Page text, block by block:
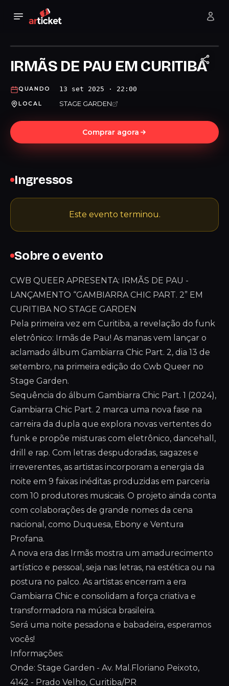
IRMÃS DE PAU EM CURITIBA
QUANDO 13 set 2025 · 22:00
LOCAL STAGE GARDEN
Comprar agora
Sobre o evento
CWB QUEER APRESENTA: IRMÃS DE PAU -
LANÇAMENTO “GAMBIARRA CHIC PART. 2” EM
CURITIBA NO STAGE GARDEN
Pela primeira vez em Curitiba, a revelação do funk
eletrônico: Irmãs de Pau! As manas vem lançar o
aclamado álbum Gambiarra Chic Part. 2, dia 13 de
setembro, na primeira edição do Cwb Queer no
Stage Garden.
Sequência do álbum Gambiarra Chic Part. 1 (2024),
Gambiarra Chic Part. 2 marca uma nova fase na
carreira da dupla que explora novas vertentes do
funk e propõe misturas com eletrônico, dancehall,
drill e rap. Com letras despudoradas, sagazes e
irreverentes, as artistas incorporam a energia da
noite em 9 faixas inéditas produzidas em parceria
com 10 produtores musicais. O projeto ainda conta
com colaborações de grande nomes da cena
nacional, como Duquesa, Ebony e Ventura
Profana.
A nova era das Irmãs mostra um amadurecimento
artístico e pessoal, seja nas letras, na estética ou na
postura no palco. As artistas encerram a era
Gambiarra Chic e consolidam a força criativa e
transformadora na música brasileira.
Será uma noite pesadona e babadeira, esperamos
vocês!
Informações:
Onde: Stage Garden - Av. Mal.Floriano Peixoto,
4142 - Prado Velho, Curitiba/PR
Ingressos
Este evento terminou.